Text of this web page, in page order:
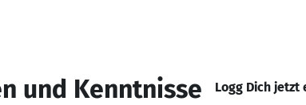
und Kenntnisse Logg Dich jetzt